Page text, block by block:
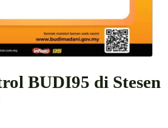
BUDI95 di Stesen